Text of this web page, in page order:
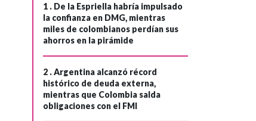
1 . De la Espriella habría impulsado
la confianza en DMG, mientras
miles de colombianos perdían sus
ahorros en la pirámide
2 .Argentina alcanzó récord
histórico de deuda externa,
mientras que Colombia salda
obligaciones con el FMI